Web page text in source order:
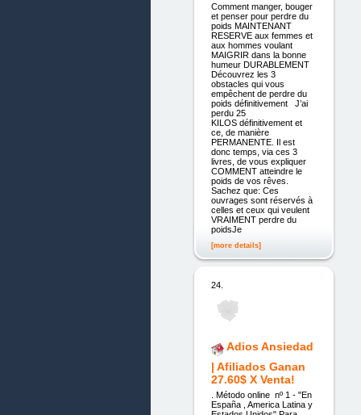
Comment manger, bouger
et penser pour perdre du
poids MAINTENANT
RESERVE aux femmes et
aux hommes voulant
MAIGRIR dans la bonne
humeur DURABLEMENT
Découvrez les 3
obstacles qui vous
empêchent de perdre du
poids définitivement J’ai
perdu 25
KILOS définitivement et
ce, de manière
PERMANENTE. Il est
donc temps, via ces 3
livres, de vous expliquer
COMMENT atteindre le
poids de vos rêves.
Sachez que: Ces
ouvrages sont réservés à
celles et ceux qui veulent
VRAIMENT perdre du
poidsJe
[more details]
24.
Adios Ansiedad
| Afiliados Ganan
27.60$ X Venta!
. Método online nº 1 - "En
España , America Latina y